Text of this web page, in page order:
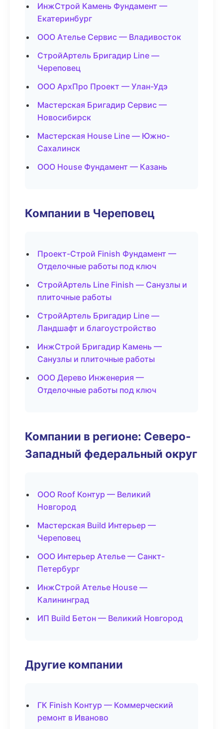
ИнжСтрой Камень Фундамент —
Екатеринбург
ООО Ателье Сервис — Владивосток
СтройАртель Бригадир Line —
Череповец
ООО АрхПро Проект — Улан-Удэ
Мастерская Бригадир Сервис —
Новосибирск
Мастерская House Line — Южно-
Сахалинск
ООО House Фундамент — Казань
Компании в Череповец
Проект-Строй Finish Фундамент —
Отделочные работы под ключ
СтройАртель Line Finish — Санузлы и
плиточные работы
СтройАртель Бригадир Line —
Ландшафт и благоустройство
ИнжСтрой Бригадир Камень —
Санузлы и плиточные работы
ООО Дерево Инженерия —
Отделочные работы под ключ
Компании в регионе: Северо-
Западный федеральный округ
ООО Roof Контур — Великий
Новгород
Мастерская Build Интерьер —
Череповец
ООО Интерьер Ателье — Санкт-
Петербург
ИнжСтрой Ателье House —
Калининград
ИП Build Бетон — Великий Новгород
Другие компании
ГК Finish Контур — Коммерческий
ремонт в Иваново